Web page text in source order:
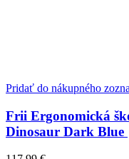
Pridať do nákupného
Frii Ergonomická
Dinosaur Dark Blue